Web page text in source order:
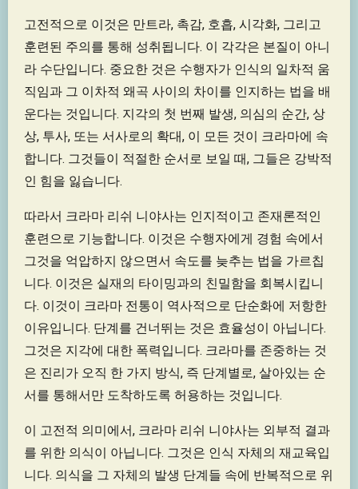
고전적으로 이것은 만트라, 촉감, 호흡, 시각화, 그리고
훈련된 주의를 통해 성취됩니다. 이 각각은 본질이 아니
라 수단입니다. 중요한 것은 수행자가 인식의 일차적 움
직임과 그 이차적 왜곡 사이의 차이를 인지하는 법을 배
운다는 것입니다. 지각의 첫 번째 발생, 의심의 순간, 상
상, 투사, 또는 서사로의 확대, 이 모든 것이 크라마에 속
합니다. 그것들이 적절한 순서로 보일 때, 그들은 강박적
인 힘을 잃습니다.
따라서 크라마 리쉬 니야사는 인지적이고 존재론적인
훈련으로 기능합니다. 이것은 수행자에게 경험 속에서
그것을 억압하지 않으면서 속도를 늦추는 법을 가르칩
니다. 이것은 실재의 타이밍과의 친밀함을 회복시킵니
다. 이것이 크라마 전통이 역사적으로 단순화에 저항한
이유입니다. 단계를 건너뛰는 것은 효율성이 아닙니다.
그것은 지각에 대한 폭력입니다. 크라마를 존중하는 것
은 진리가 오직 한 가지 방식, 즉 단계별로, 살아있는 순
서를 통해서만 도착하도록 허용하는 것입니다.
이 고전적 의미에서, 크라마 리쉬 니야사는 외부적 결과
를 위한 의식이 아닙니다. 그것은 인식 자체의 재교육입
니다. 의식을 그 자체의 발생 단계들 속에 반복적으로 위